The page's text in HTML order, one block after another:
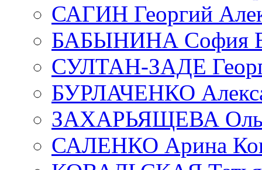
САГИН Георгий
БАБЫНИНА София
СУЛТАН-ЗАДЕ
БУРЛАЧЕНКО
ЗАХАРЬЯЩЕВА
САЛЕНКО Арина